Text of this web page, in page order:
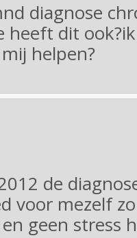
diagnose
heeft dit
helpen?
de
voor mezelf
geen stress